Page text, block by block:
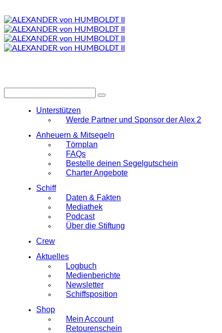
Unterstützen
Werde Partner und Sponsor der Alex 2
Anheuern & Mitsegeln
Törnplan
FAQs
Bestelle deinen Segelgutschein
Charter Angebote
Schiff
Daten & Fakten
Mediathek
Podcast
Über die Stiftung
Crew
Aktuelles
Logbuch
Medienberichte
Newsletter
Schiffsposition
Shop
Mein Account
Retourenschein